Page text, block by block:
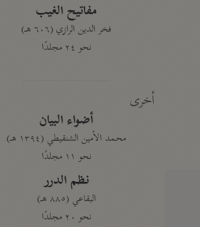
مفاتيح الغيب
فخر الدين الرازي (٦٠٦ هـ)
نحو ٢٤ مجلدًا
أخرى
أضواء البيان
محمد الأمين الشنقيطي (١٣٩٤ هـ)
نحو ١١ مجلدًا
نظم الدرر
البقاعي (٨٨٥ هـ)
نحو ٢٠ مجلدًا